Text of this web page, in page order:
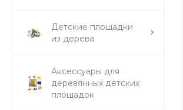
Детские площадки
из дерева
Аксессуары для
деревянных детских
площадок